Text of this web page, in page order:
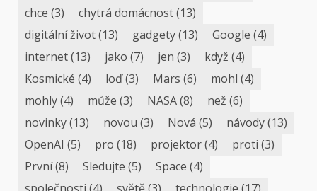
chce (3) chytrá domácnost(13)
digitální život(13) gadgety(13) Google (4)
internet(13) jako (7) jen (3) když (4)
Kosmické (4) loď(3) Mars (6) mohl (4)
mohly(4) může (3) NASA(8) než (6)
novinky(13) novou (3) Nová (5) návody(13)
OpenAI (5) pro (18) projektor(4) proti (3)
První(8) Sledujte (5) Space (4)